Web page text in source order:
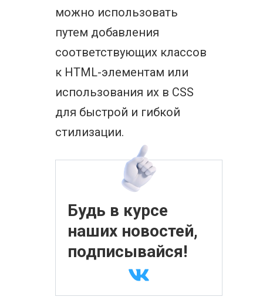
можно использовать
путем добавления
соответствующих классов
к HTML-элементам или
использования их в CSS
для быстрой и гибкой
стилизации.
Будь в курсе
наших новостей,
подписывайся!